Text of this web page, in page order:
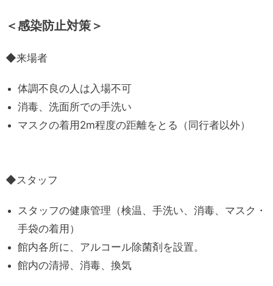
＜感染防止対策＞
◆来場者
体調不良の人は入場不可
消毒、洗面所での手洗い
マスクの着用2m程度の距離をとる（同行者以外）
◆スタッフ
スタッフの健康管理（検温、手洗い、消毒、マスク・
手袋の着用）
館内各所に、アルコール除菌剤を設置。
館内の清掃、消毒、換気